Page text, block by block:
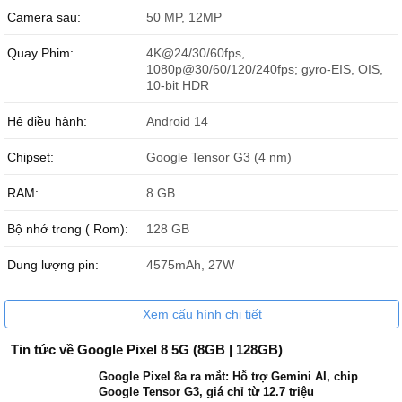
Google Pixel 8 ra mắt
điện thoại Google Pixel 8 vào ngày 5/10/2023 với nhiều tính năng
Camera sau: 50 MP, 12MP
Quay Phim:
4K@24/30/60fps,
1080p@30/60/120/240fps; gyro-EIS, OIS,
10-bit HDR
Hệ điều hành: Android 14
Chipset: Google Tensor G3 (4 nm)
RAM: 8 GB
Bộ nhớ trong ( Rom): 128 GB
Dung lượng pin: 4575mAh, 27W
Xem cấu hình chi tiết
Tin tức về Google Pixel 8 5G (8GB | 128GB)
Google Pixel 8a ra mắt: Hỗ trợ Gemini AI, chip
Google Tensor G3, giá chỉ từ 12.7 triệu